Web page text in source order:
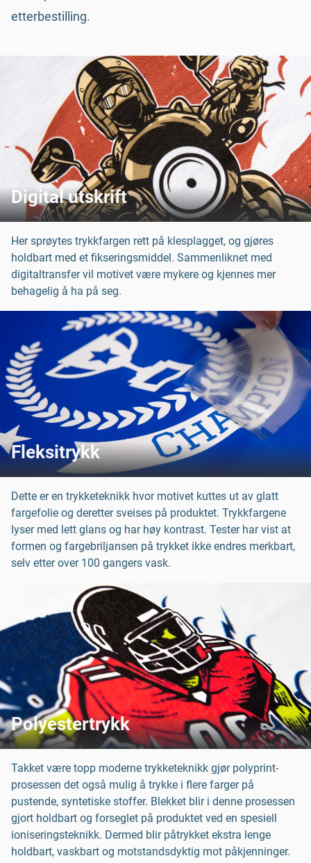
etterbestilling.
Digital utskrift
Her sprøytes trykkfargen rett på klesplagget, og gjøres
holdbart med et fikseringsmiddel. Sammenliknet med
digitaltransfer vil motivet være mykere og kjennes mer
behagelig å ha på seg.
Fleksitrykk
Dette er en trykketeknikk hvor motivet kuttes ut av glatt
fargefolie og deretter sveises på produktet. Trykkfargene
lyser med lett glans og har høy kontrast. Tester har vist at
formen og fargebriljansen på trykket ikke endres merkbart,
selv etter over 100 gangers vask.
Polyestertrykk
Takket være topp moderne trykketeknikk gjør polyprint-
prosessen det også mulig å trykke i flere farger på
pustende, syntetiske stoffer. Blekket blir i denne prosessen
gjort holdbart og forseglet på produktet ved en spesiell
ioniseringsteknikk. Dermed blir påtrykket ekstra lenge
holdbart, vaskbart og motstandsdyktig mot påkjenninger.